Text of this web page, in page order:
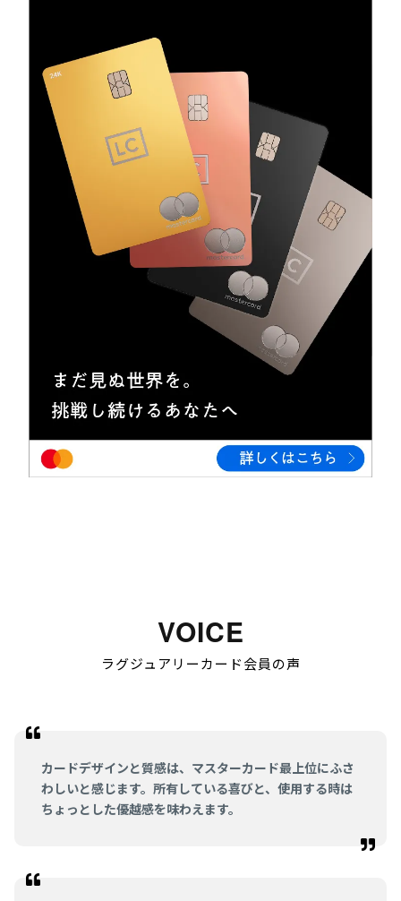
VOICE
ラグジュアリーカード会員の声
カードデザインと質感は、マスターカード最上位にふさ
わしいと感じます。所有している喜びと、使用する時は
ちょっとした優越感を味わえます。